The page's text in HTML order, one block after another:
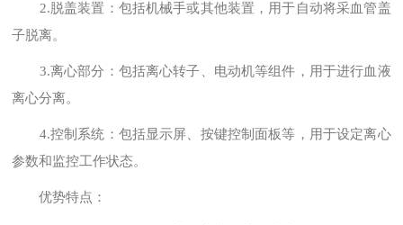
2.脱盖装置：包括机械手或其他装置，用于自动将采血管盖
子脱离。
3.离心部分：包括离心转子、电动机等组件，用于进行血液
离心分离。
4.控制系统：包括显示屏、按键控制面板等，用于设定离心
参数和监控工作状态。
优势特点：